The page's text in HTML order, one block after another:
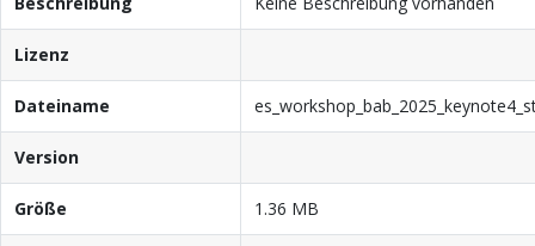
Lizenz
Dateiname
Version
Größe 1.36 MB